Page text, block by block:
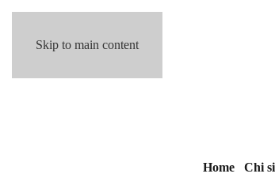
Skip to main content
Home Chi